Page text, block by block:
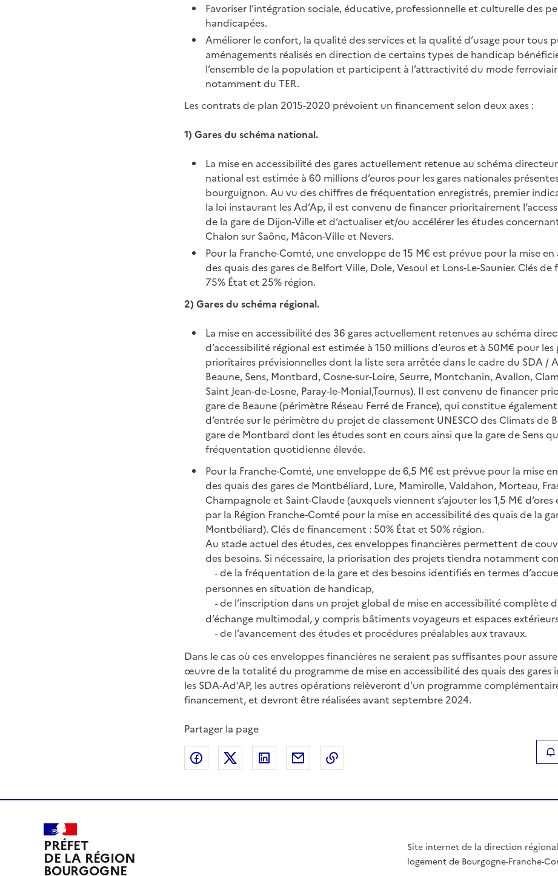
Favoriser l’intégration sociale, éducative, professionnelle et culturelle des
handicapées.
Améliorer le confort, la qualité des services et la qualité d’usage pour tous
aménagements réalisés en direction de certains types de handicap
l’ensemble de la population et participent à l’attractivité du mode
notamment du TER.
Les contrats de plan 2015-2020 prévoient un financement selon deux axes :
1) Gares du schéma national.
La mise en accessibilité des gares actuellement retenue au schéma
national est estimée à 60 millions d’euros pour les gares nationales
bourguignon. Au vu des chiffres de fréquentation enregistrés, premier
la loi instaurant les Ad’Ap, il est convenu de financer prioritairement
de la gare de Dijon-Ville et d’actualiser et/ou accélérer les études
Chalon sur Saône, Mâcon-Ville et Nevers.
Pour la Franche-Comté, une enveloppe de 15 M€ est prévue pour la mise
des quais des gares de Belfort Ville, Dole, Vesoul et Lons-Le-Saunier. Clés
75% État et 25% région.
2) Gares du schéma régional.
La mise en accessibilité des 36 gares actuellement retenues au schéma
d’accessibilité régional est estimée à 150 millions d’euros et à 50M€ pour les
prioritaires prévisionnelles dont la liste sera arrêtée dans le cadre du SDA /
Beaune, Sens, Montbard, Cosne-sur-Loire, Seurre, Montchanin, Avallon,
Saint Jean-de-Losne, Paray-le-Monial,Tournus). Il est convenu de financer
gare de Beaune (périmètre Réseau Ferré de France), qui constitue
d’entrée sur le périmètre du projet de classement UNESCO des Climats de
gare de Montbard dont les études sont en cours ainsi que la gare de Sens
fréquentation quotidienne élevée.
Pour la Franche-Comté, une enveloppe de 6,5 M€ est prévue pour la mise
des quais des gares de Montbéliard, Lure, Mamirolle, Valdahon, Morteau,
Champagnole et Saint-Claude (auxquels viennent s’ajouter les 1,5 M€ d’ores
par la Région Franche-Comté pour la mise en accessibilité des quais de la
Montbéliard). Clés de financement : 50% État et 50% région.
Au stade actuel des études, ces enveloppes financières permettent de
des besoins. Si nécessaire, la priorisation des projets tiendra notamment
- de la fréquentation de la gare et des besoins identifiés en termes
personnes en situation de handicap,
- de l’inscription dans un projet global de mise en accessibilité complète
d’échange multimodal, y compris bâtiments voyageurs et espaces
- de l’avancement des études et procédures préalables aux travaux.
Dans le cas où ces enveloppes financières ne seraient pas suffisantes pour
œuvre de la totalité du programme de mise en accessibilité des quais des gares
les SDA-Ad’AP, les autres opérations relèveront d’un programme
financement, et devront être réalisées avant septembre 2024.
Partager la page
Partager sur Facebook
Partager sur XPartager sur LinkedIn
Partager par emailCopier le lien de la page dans le presse-papier
PRÉFET
DE LA RÉGION
BOURGOGNE
Site internet de la direction
logement de Bourgogne-Franche-